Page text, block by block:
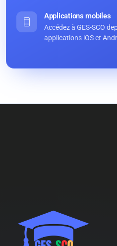
Applications mobiles
Accédez à GES-SCO
applications iOS et